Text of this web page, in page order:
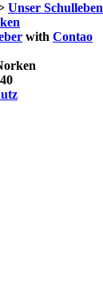
Unser Schulleben
with Contao